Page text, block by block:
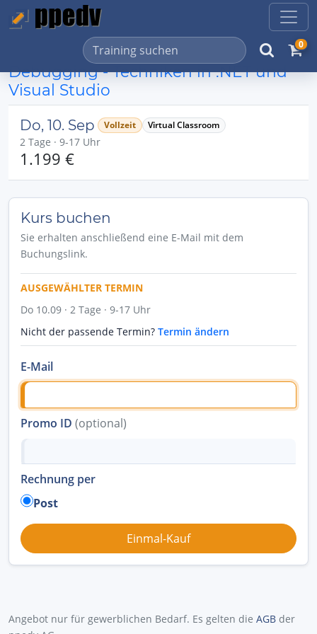
0
Debugging - Techniken in .NET und
Visual Studio
Do, 10. Sep Vollzeit Virtual Classroom
2 Tage · 9-17 Uhr
1.199 €
Kurs buchen
Sie erhalten anschließend eine E-Mail mit dem
Buchungslink.
AUSGEWÄHLTER TERMIN
Do 10.09 · 2 Tage · 9-17 Uhr
Nicht der passende Termin? Termin ändern
E-Mail
Promo ID (optional)
Rechnung per
Post
Angebot nur für gewerblichen Bedarf. Es gelten die AGB der